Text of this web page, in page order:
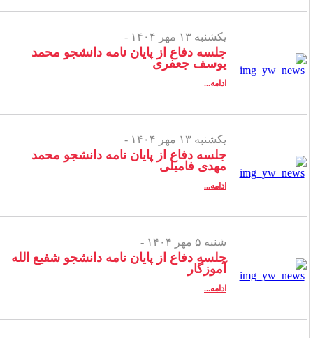
یکشنبه ۱۳ مهر ۱۴۰۴ -
جلسه دفاع از پایان نامه دانشجو محمد
یوسف جعفری
ادامه...
یکشنبه ۱۳ مهر ۱۴۰۴ -
جلسه دفاع از پایان نامه دانشجو محمد
مهدی فامیلی
ادامه...
شنبه ۵ مهر ۱۴۰۴ -
جلسه دفاع از پایان نامه دانشجو شفیع الله
آموزگار
ادامه...